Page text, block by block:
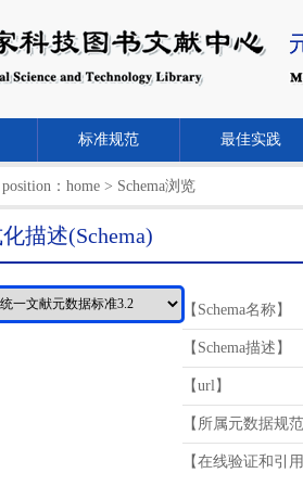
标准规范 最佳实践
： home > Schema浏览
描述(Schema)
【Schema名称】
【Schema描述】
【url】
【所属元数据规
【在线验证和引